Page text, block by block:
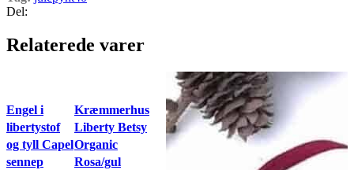
Del:
Relaterede varer
Engel i
libertystof
og tyll Capel
sennep
Kræmmerhus
Liberty Betsy
Organic
Rosa/gul